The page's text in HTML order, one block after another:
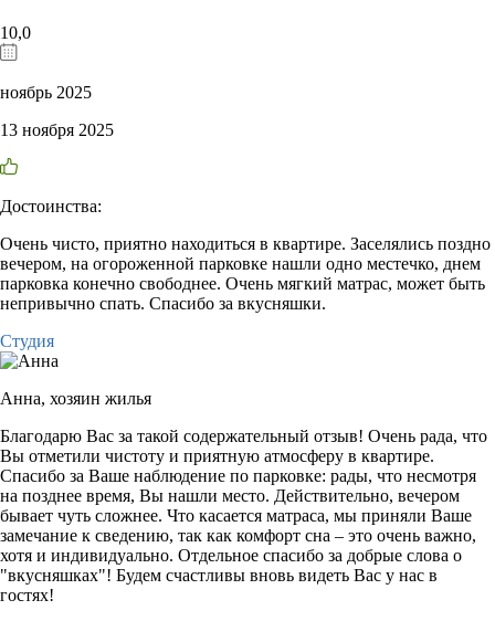
10,0
ноябрь 2025
13 ноября 2025
Достоинства:
Очень чисто, приятно находиться в квартире. Заселялись поздно
вечером, на огороженной парковке нашли одно местечко, днем
парковка конечно свободнее. Очень мягкий матрас, может быть
непривычно спать. Спасибо за вкусняшки.
Студия
Анна, хозяин жилья
Благодарю Вас за такой содержательный отзыв! Очень рада, что
Вы отметили чистоту и приятную атмосферу в квартире.
Спасибо за Ваше наблюдение по парковке: рады, что несмотря
на позднее время, Вы нашли место. Действительно, вечером
бывает чуть сложнее. Что касается матраса, мы приняли Ваше
замечание к сведению, так как комфорт сна – это очень важно,
хотя и индивидуально. Отдельное спасибо за добрые слова о
"вкусняшках"! Будем счастливы вновь видеть Вас у нас в
гостях!